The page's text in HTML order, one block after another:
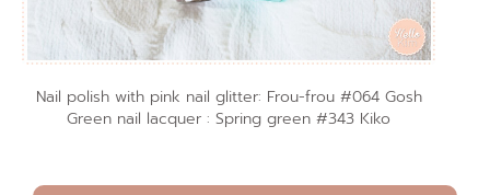
Nail polish with pink nail glitter: Frou-frou #064 Gosh
Green nail lacquer : Spring green #343 Kiko